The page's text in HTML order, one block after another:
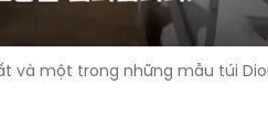
và một trong những mẫu túi